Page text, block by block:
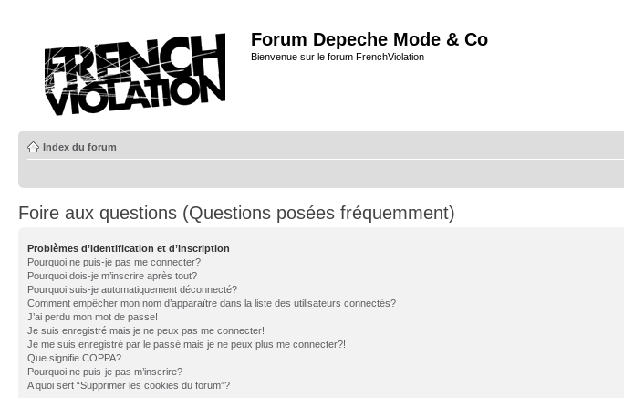
Forum Depeche Mode & Co
Bienvenue sur le forum FrenchViolation
Index du forum
Foire aux questions (Questions posées fréquemment)
Problèmes d’identification et d’inscription
Pourquoi ne puis-je pas me connecter?
Pourquoi dois-je m’inscrire après tout?
Pourquoi suis-je automatiquement déconnecté?
Comment empêcher mon nom d’apparaître dans la liste des utilisateurs connectés?
J’ai perdu mon mot de passe!
Je suis enregistré mais je ne peux pas me connecter!
Je me suis enregistré par le passé mais je ne peux plus me connecter?!
Que signifie COPPA?
Pourquoi ne puis-je pas m’inscrire?
A quoi sert “Supprimer les cookies du forum”?